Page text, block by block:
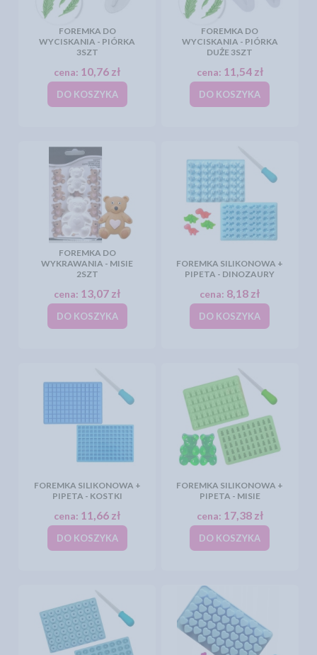
FOREMKA DO
WYCISKANIA - PIÓRKA
3SZT
cena: 10,76 zł
DO KOSZYKA
FOREMKA DO
WYCISKANIA - PIÓRKA
DUŻE 3SZT
cena: 11,54 zł
DO KOSZYKA
FOREMKA DO
WYKRAWANIA - MISIE
2SZT
cena: 13,07 zł
DO KOSZYKA
FOREMKA SILIKONOWA +
PIPETA - DINOZAURY
cena: 8,18 zł
DO KOSZYKA
FOREMKA SILIKONOWA +
PIPETA - KOSTKI
cena: 11,66 zł
DO KOSZYKA
FOREMKA SILIKONOWA +
PIPETA - MISIE
cena: 17,38 zł
DO KOSZYKA